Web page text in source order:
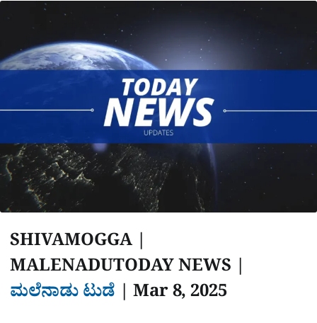
p o a
a
r
e
SHIVAMOGGA |
MALENADUTODAY NEWS |
ಮಲೆನಾಡು ಟುಡೆ |‌‌ Mar 8, 2025